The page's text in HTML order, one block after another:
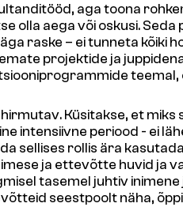
aga toona
olla aega või oskusi.
raske – ei tunneta
projektide ja
Küsitakse, et
intensiivne periood - ei
sellises rollis ära
ja ettevõtte huvid ja
tasemel juhtiv
seestpoolt näha,